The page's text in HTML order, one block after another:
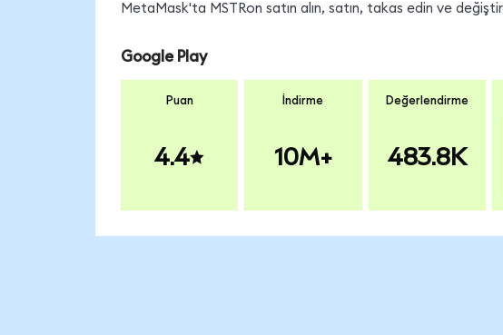
MetaMask'ta MSTRon satın alın, satın, takas edin ve
Google Play
Puan
4.4
İndirme
10M+
Değerlendirme
483.8K